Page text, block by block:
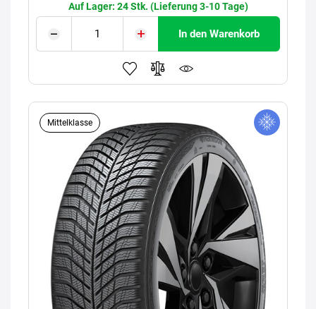
Auf Lager: 24 Stk. (Lieferung 3-10 Tage)
In den Warenkorb
Mittelklasse